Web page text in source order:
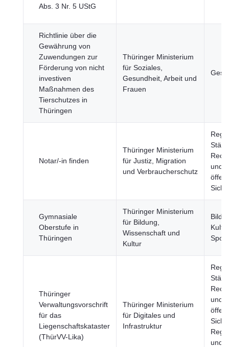
Abs. 3 Nr. 5 UStG
Richtlinie über die
Gewährung von
Zuwendungen zur
Förderung von nicht
investiven
Maßnahmen des
Tierschutzes in
Thüringen
Thüringer Ministerium
für Soziales,
Gesundheit, Arbeit und
Frauen
Notar/-in finden
Thüringer Ministerium
für Justiz, Migration
und Verbraucherschutz
und
Gymnasiale
Oberstufe in
Thüringen
Thüringer Ministerium
für Bildung,
Wissenschaft und
Kultur
Sport
Thüringer
Verwaltungsvorschrift
für das
Liegenschaftskataster
(ThürVV-Lika)
Thüringer Ministerium
für Digitales und
Infrastruktur
und
und